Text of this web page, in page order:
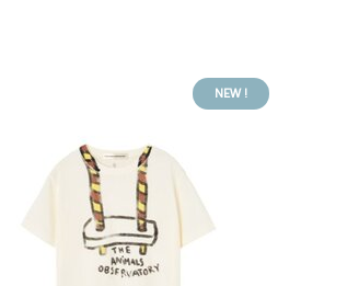
NEW !